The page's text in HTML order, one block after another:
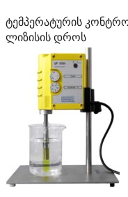
ტემპერატურის
ლიზისის დროს